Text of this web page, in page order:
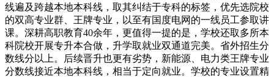
线遍及跨越本地本科线，取其纠结于专科的标签，优先选院校
的双高专业群、王牌专业，以至有国度电网的一线员工参取讲
课。深耕高职教育40余年，更值得一提的是，学校还取多所本
科院校开展专升本合做，升学取就业双通道完美。省外招生分
数线分以上。后续晋升也更有劣势，新能源、电力类王牌专业
分数线接近本地本科线，相当于定向就业。学校的专业设置精